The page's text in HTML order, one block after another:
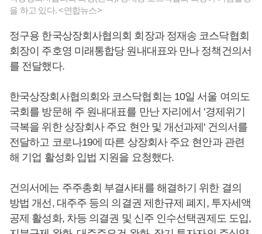
을 하고 있다. <연합뉴스>
정구용 한국상장회사협의회 회장과 정재송 코스닥협회
회장이 주호영 미래통합당 원내대표와 만나 정책건의서
를 전달했다.
한국상장회사협의회와 코스닥협회는 10일 서울 여의도
국회를 방문해 주 원내대표를 만난 자리에서 '경제위기
극복을 위한 상장회사 주요 현안 및 개선과제' 건의서를
전달하고 코로나19에 따른 상장회사 주요 현안과 관련
해 기업 활성화 입법 지원을 요청했다.
건의서에는 주주총회 부결사태를 해결하기 위한 결의
방법 개선, 대주주 등의 의결권 제한규제 폐지, 투자세액
공제 활성화, 차등 의결권 및 신주 인수선택권제도 도입,